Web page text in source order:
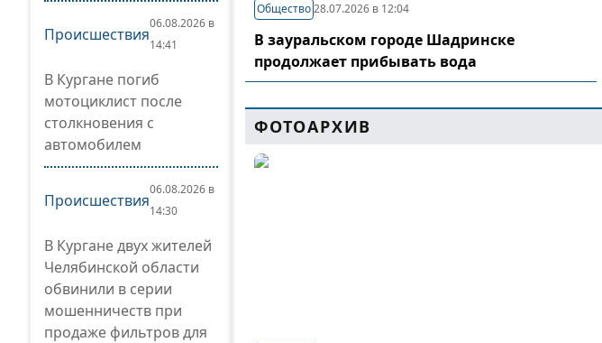
Происшествия
06.08.2026 в
14:41
В Кургане погиб
мотоциклист после
столкновения с
автомобилем
Происшествия
06.08.2026 в
14:30
В Кургане двух жителей
Челябинской области
обвинили в серии
мошенничеств при
продаже фильтров для
Общество28.07.2026 в 12:04
В зауральском городе Шадринске
продолжает прибывать вода
ФОТОАРХИВ